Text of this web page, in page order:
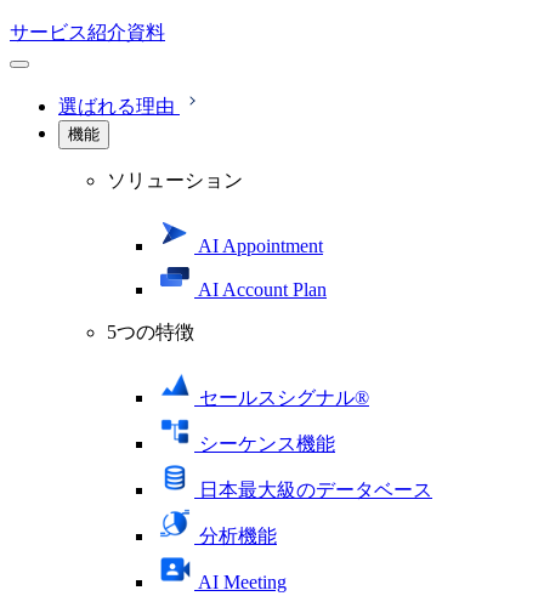
サービス紹介資料
選ばれる理由
機能
ソリューション
AI Appointment
AI Account Plan
5つの特徴
セールスシグナル®
シーケンス機能
日本最大級のデータベース
分析機能
AI Meeting